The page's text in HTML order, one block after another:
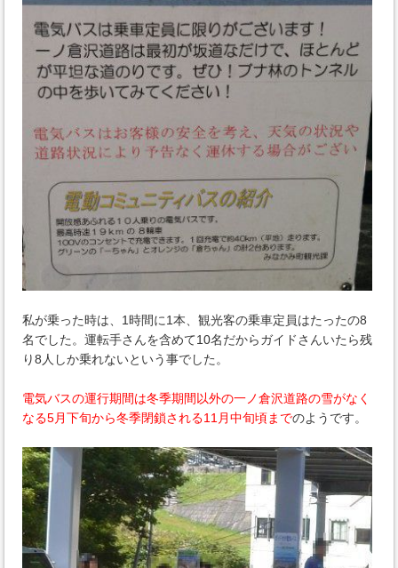
私が乗った時は、1時間に1本、観光客の乗車定員はたったの8
名でした。運転手さんを含めて10名だからガイドさんいたら残
り8人しか乗れないという事でした。
電気バスの運行期間は冬季期間以外の一ノ倉沢道路の雪がなく
なる5月下旬から冬季閉鎖される11月中旬頃までのようです。